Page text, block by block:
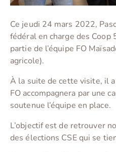
Ce jeudi 24 mars 2022,
fédéral en charge des Coop
partie de l’équipe FO
agricole).
À la suite de cette visite, il
FO accompagnera par une
soutenue l’équipe en place.
L’objectif est de retrouver
des élections CSE qui se